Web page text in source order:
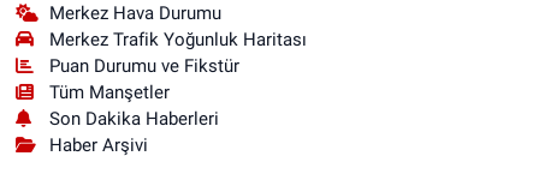
Merkez Hava Durumu
Merkez Trafik Yoğunluk Haritası
Puan Durumu ve Fikstür
Tüm Manşetler
Son Dakika Haberleri
Haber Arşivi